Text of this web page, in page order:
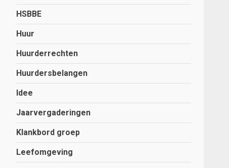
HSBBE
Huur
Huurderrechten
Huurdersbelangen
Idee
Jaarvergaderingen
Klankbord groep
Leefomgeving